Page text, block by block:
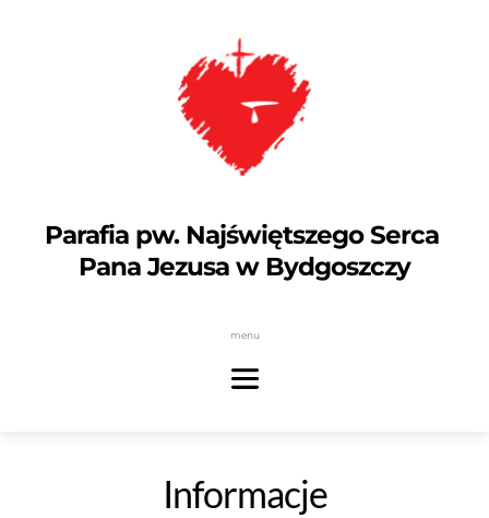
Parafia pw. Najświętszego Serca
Pana Jezusa w Bydgoszczy
menu
Informacje